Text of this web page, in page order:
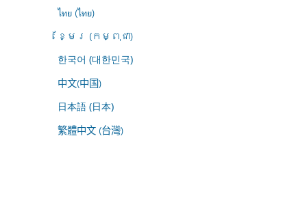
ไทย (ไทย)
ខ្មែរ (កម្ពុជា)
한국어 (대한민국)
中文(中国)
日本語 (日本)
繁體中文 (台灣)